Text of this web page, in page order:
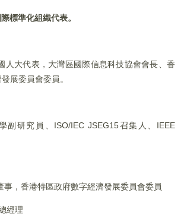
標準化組織代表。
人大代表，大灣區國際信息科技協會會長、香
展委員會委員。
副研究員、ISO/IEC JSEG15召集人、IEEE
事，香港特區政府數字經濟發展委員會委員
經理